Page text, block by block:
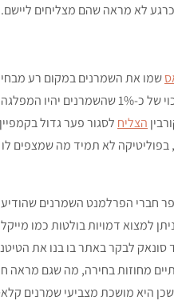
לא מראה שהם מצליחים ליישם.
שמו את השמרנים במקום רע
נותן סיכוי של כ-1% שהשמרנים
הצליח
לא תמיד מה שמצפים לו
חברי הפרלמנט השמרנים
בחירות 1997. בין הפורשים ניתן למצוא דמויות
לבקר באתר בו בנו את
מחוזות בחירה, מה שגם מראה
היא מושכת מצביעי שמרנים